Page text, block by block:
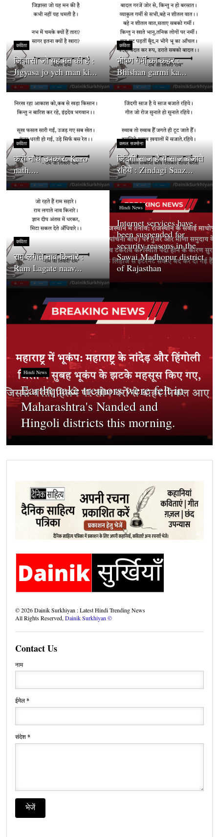
कविता
जिज्ञासा जो यह मन की है :
Jigyasa jo yeh man ki...
कविता
भीषण गर्मी का कहर :
Bhishan garmi ka...
कविता
करो नाथ उपकार: Karo
nath....
कमल सक्सेना
जिंदगी साज है ये साज बजाते
रहिये : Zindagi Saaz...
कविता
राम लगाते नाव किनारे :
Ram Lagate naav...
Hindi News
Internet services have
been suspended for
security reasons in the
Sawai Madhopur district
of Rajasthan
Hindi News
Earthquake tremors were felt in
Maharashtra's Nanded and
Hingoli districts this morning.
©2026Dainik Surkhiyan : Latest Hindi Trending News
All Rights Reserved,Dainik Surkhiyan ©
Contact Us
नाम
ईमेल*
संदेश*